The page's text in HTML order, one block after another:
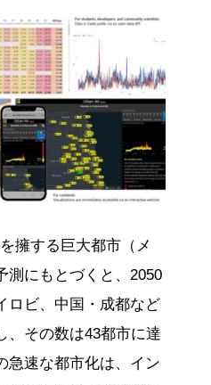
擁する巨大都市（メ
測にもとづくと、2050
ロビ、中国・成都など
、その数は43都市に達
急速な都市化は、イン